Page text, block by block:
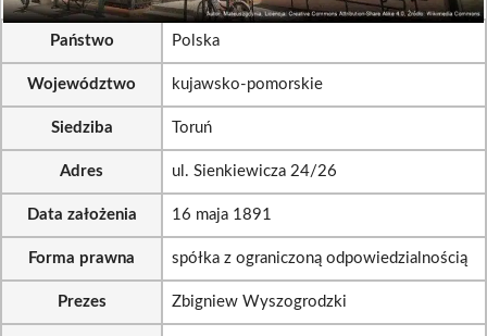
Państwo Polska
Województwo kujawsko-pomorskie
Siedziba Toruń
Adres ul. Sienkiewicza 24/26
Data założenia 16 maja 1891
Forma prawna spółka z ograniczoną odpowiedzialnością
Prezes Zbigniew Wyszogrodzki